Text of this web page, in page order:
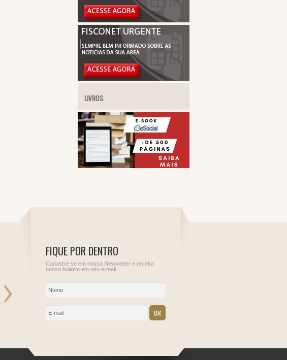
Sem obrigações para
este dia.
Sem obrigações para
o Art. 70 da Lei nº
FIQUE POR DENTRO
Cadastre-se em nossa Newsletter e receba
nosso boletim em seu e-mail.